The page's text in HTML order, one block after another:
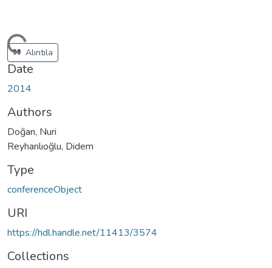
Loading...Alıntıla
Date
2014
Authors
Doğan, Nuri
Reyhanlıoğlu, Didem
Type
conferenceObject
URI
https://hdl.handle.net/11413/3574
Collections